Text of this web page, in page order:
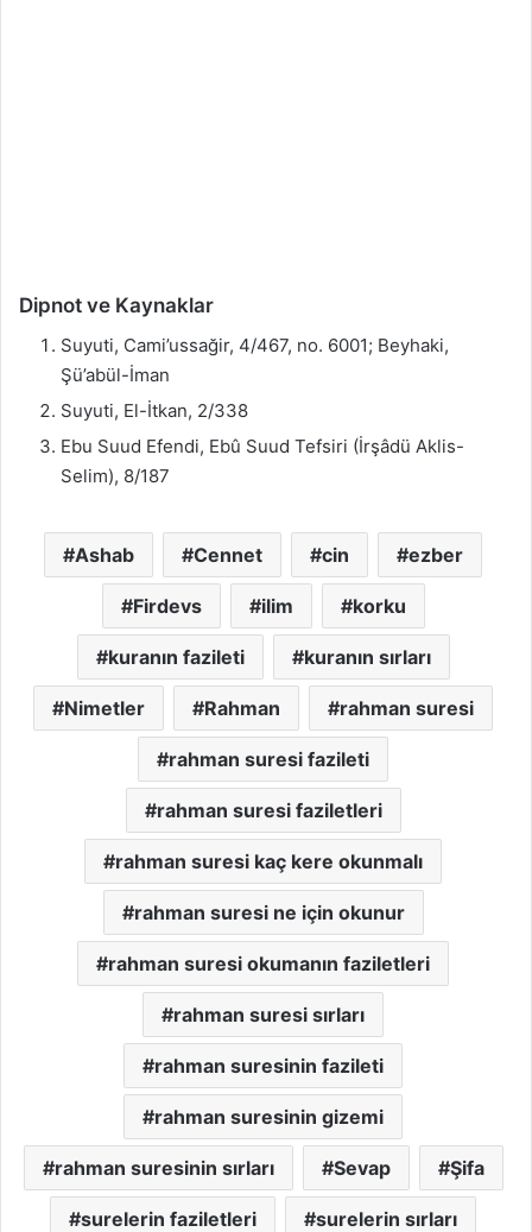
Dipnot ve Kaynaklar
Suyuti, Cami’ussağir, 4/467, no. 6001; Beyhaki,
Şü’abül-İman
Suyuti, El-İtkan, 2/338
Ebu Suud Efendi, Ebû Suud Tefsiri (İrşâdü Aklis-
Selim), 8/187
Ashab Cennet cin ezber
Firdevs ilim korku
kuranın fazileti kuranın sırları
Nimetler Rahman rahman suresi
rahman suresi fazileti
rahman suresi faziletleri
rahman suresi kaç kere okunmalı
rahman suresi ne için okunur
rahman suresi okumanın faziletleri
rahman suresi sırları
rahman suresinin fazileti
rahman suresinin gizemi
rahman suresinin sırları Sevap Şifa
surelerin faziletleri surelerin sırları